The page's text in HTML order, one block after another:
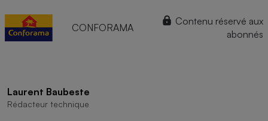
CONFORAMA
Contenu réservé aux
abonnés
Laurent Baubeste
Rédacteur technique